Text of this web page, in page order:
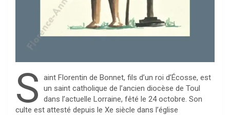
S
aint Florentin de Bonnet, fils d’un roi d’Écosse, est
un saint catholique de l’ancien diocèse de Toul
dans l’actuelle Lorraine, fêté le 24 octobre. Son
culte est attesté depuis le Xe siècle dans l’église